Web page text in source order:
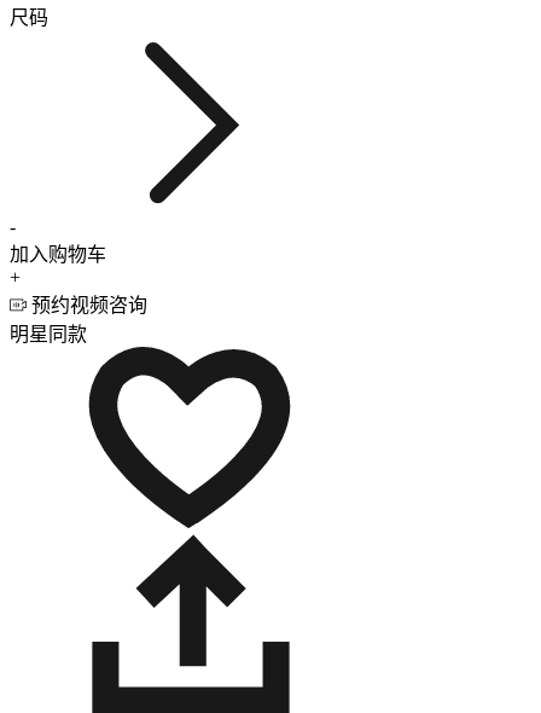
尺码
-
加入购物车
+
预约视频咨询
明星同款